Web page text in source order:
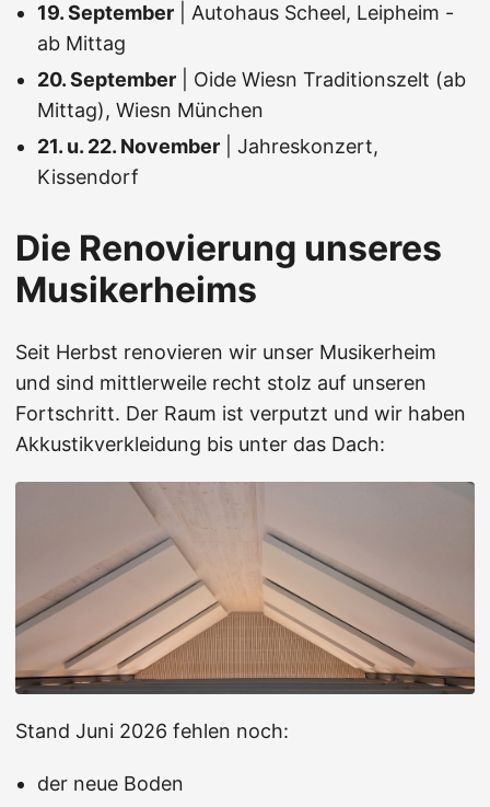
19. September | Autohaus Scheel, Leipheim -
ab Mittag
20. September | Oide Wiesn Traditionszelt (ab
Mittag), Wiesn München
21. u. 22. November | Jahreskonzert,
Kissendorf
Die Renovierung unseres
Musikerheims
Seit Herbst renovieren wir unser Musikerheim
und sind mittlerweile recht stolz auf unseren
Fortschritt. Der Raum ist verputzt und wir haben
Akkustikverkleidung bis unter das Dach:
Stand Juni 2026 fehlen noch:
der neue Boden